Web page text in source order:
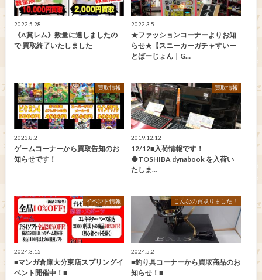
2022.5.28
《A賞レム》数量に達しましたの
で 買取終了いたしました
2022.3.5
★ファッションコーナーよりお知
らせ★【スニーカーガチャすいー
とばーじょん｜G…
買取情報
2023.8.2
ゲームコーナーから買取告知のお
知らせです！
買取情報
2019.12.12
12/12■入荷情報です！
◆TOSHIBA dynabook を入荷い
たしま…
イベント情報
2024.3.15
■マンガ倉庫大分東店スプリングイ
ベント開催中！■
こんなの買取りました！
2024.5.2
■釣り具コーナーから買取商品のお
知らせ！■